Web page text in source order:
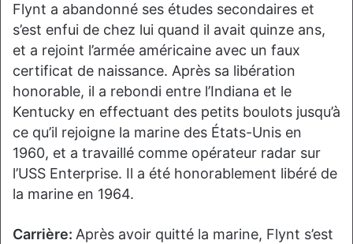
Flynt a abandonné ses études secondaires et
s’est enfui de chez lui quand il avait quinze ans,
et a rejoint l’armée américaine avec un faux
certificat de naissance. Après sa libération
honorable, il a rebondi entre l’Indiana et le
Kentucky en effectuant des petits boulots jusqu’à
ce qu’il rejoigne la marine des États-Unis en
1960, et a travaillé comme opérateur radar sur
l’USS Enterprise. Il a été honorablement libéré de
la marine en 1964.
Carrière: Après avoir quitté la marine, Flynt s’est